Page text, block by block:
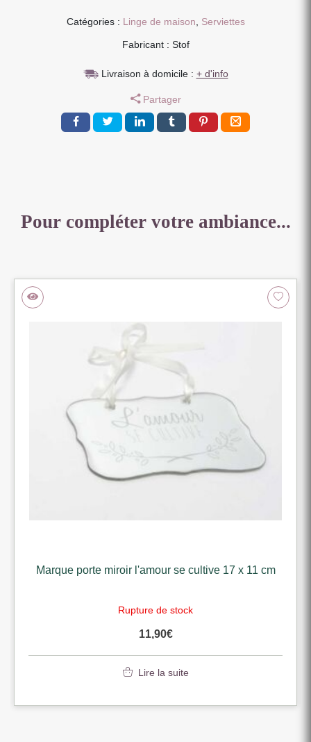
SERVIETTES
TABLE
X
CM
RECETTE
DE
Catégories : Linge de maison Serviettes
Fabricant : Stof
Livraison à domicile : + d'info
Partager
Pour compléter votre ambiance...
Marque porte miroir l'amour se cultive 17 x 11 cm
Rupture de stock
11,90€
Lire la suite